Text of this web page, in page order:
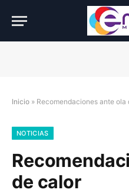
Inicio » Recomendaciones ante ola
NOTICIAS
de calor